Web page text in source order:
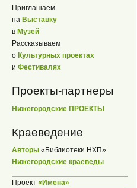
Приглашаем
на Выставку
в Музей
Рассказываем
о Культурных проектах
и Фестивалях
Проекты-партнеры
Нижегородские ПРОЕКТЫ
Краеведение
Авторы «Библиотеки НХП»
Нижегородские краеведы
Проект «Имена»